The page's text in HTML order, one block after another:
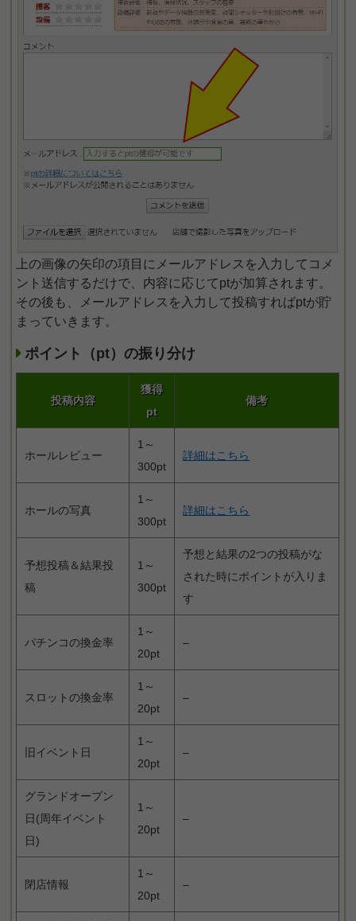
上の画像の矢印の項目にメールアドレスを入力してコメ
ント送信するだけで、内容に応じてptが加算されます。
その後も、メールアドレスを入力して投稿すればptが貯
まっていきます。
ポイント（pt）の振り分け
投稿内容
獲得
pt
備考
ホールレビュー
1～
300pt
詳細はこちら
ホールの写真
1～
300pt
詳細はこちら
予想投稿＆結果投
稿
1～
300pt
予想と結果の2つの投稿がな
された時にポイントが入りま
す
パチンコの換金率
1～
20pt
–
スロットの換金率
1～
20pt
–
旧イベント日
1～
20pt
–
グランドオープン
日(周年イベント
日)
1～
20pt
–
閉店情報
1～
20pt
–